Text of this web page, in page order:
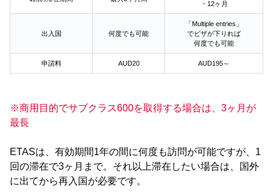
・12ヶ月
出入国 何度でも可能
「Multiple entries」
でビザが下りれば
何度でも可能
申請料 AUD20 AUD195～
※商用目的でサブクラス600を取得する場合は、3ヶ月が
最長
ETASは、有効期間1年の間に何度も訪問が可能ですが、1
回の滞在で3ヶ月まで。それ以上滞在したい場合は、国外
に出てから再入国が必要です。